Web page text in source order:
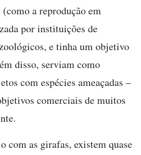
(como a reprodução em
por instituições de
e tinha um objetivo
disso, serviam como
com espécies ameaçadas –
comerciais de muitos
com as girafas, existem quase